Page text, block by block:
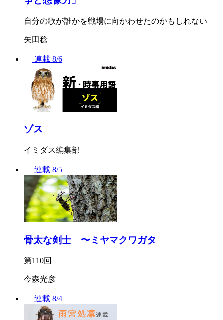
自分の歌が誰かを戦場に向かわせたのかもしれない
矢田稔
連載 8/6
ゾス
イミダス編集部
連載 8/5
骨太な剣士 〜ミヤマクワガタ
第110回
今森光彦
連載 8/4